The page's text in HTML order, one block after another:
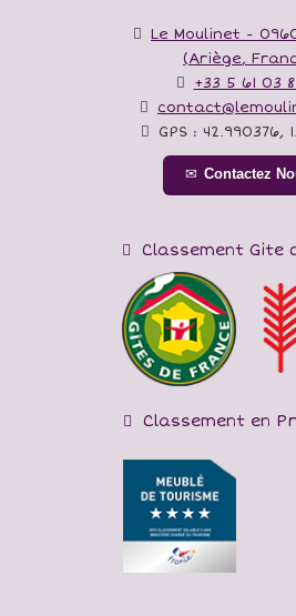
Le Moulinet -
(Ariège,
+33 5 61 03
GPS : 42.990376,
Contactez
Classement Gite
Classement en